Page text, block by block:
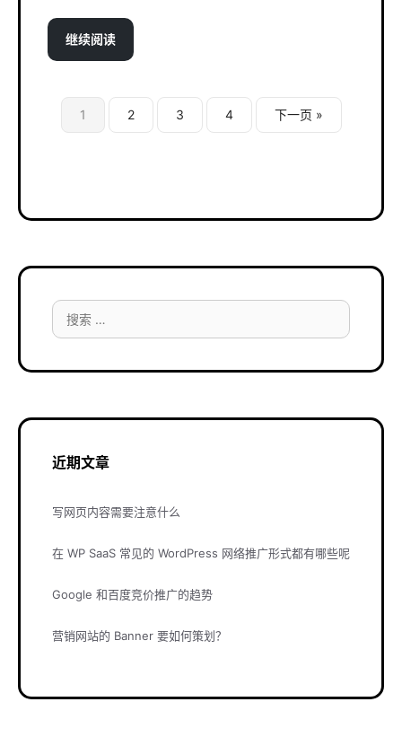
继续阅读
1 2 3 4 下一页 »
搜
索：
近期文章
写网页内容需要注意什么
在 WP SaaS 常见的 WordPress 网络推广形式都有哪些呢
Google 和百度竞价推广的趋势
营销网站的 Banner 要如何策划？